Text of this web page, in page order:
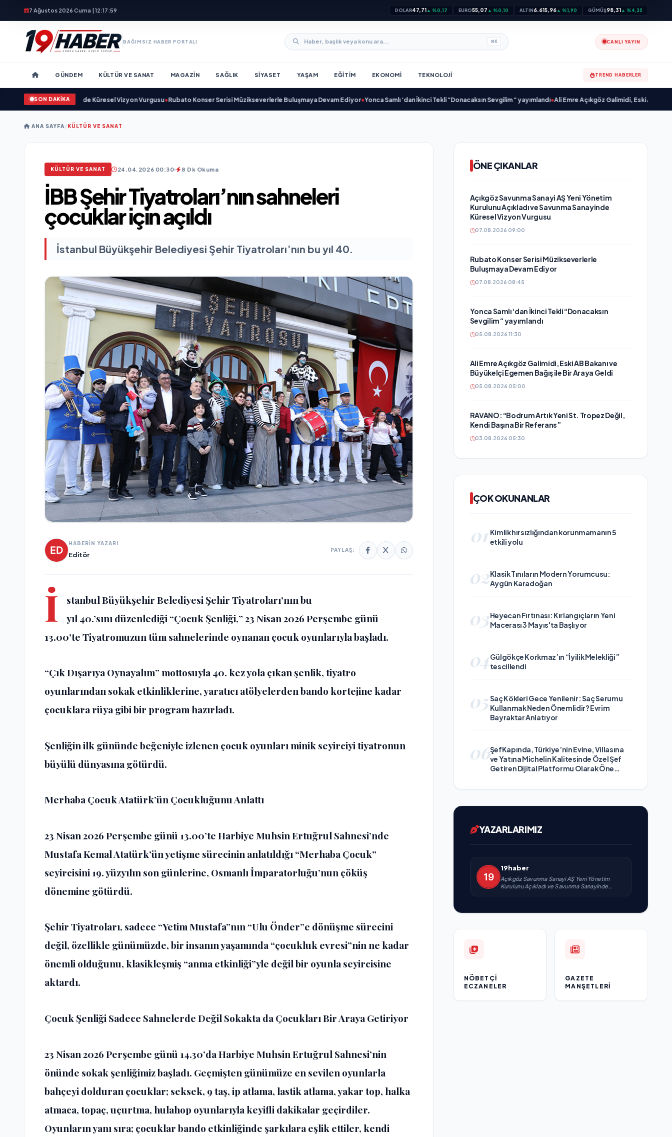
7 Ağustos 2026 Cuma | 12:18:01 DOLAR47,71▲ %0,17 EURO55,07 ▲ %0,10 ALTIN6.615,96▲ %1,90 GÜMÜŞ98,31▲ %4,35
BAĞIMSIZ HABER PORTALI ⌘K CANLI YAYIN
GÜNDEM KÜLTÜR VE SANAT MAGAZIN SAĞLIK SIYASET YAŞAM EĞITIM EKONOMI TEKNOLOJI TREND HABERLER
SON DAKİKA
Savunma Sanayinde Küresel Vizyon Vurgusu•Rubato Konser Serisi Müzikseverlerle Buluşmaya Devam Ediyor•Yonca Samlı ‘dan İkinci Tekli “Donacaksın Sevgilim “ yayımlandı•Ali Emre Açıkgöz Galimidi, Eski AB Bakanı ve
ANA SAYFA/KÜLTÜR VE SANAT
KÜLTÜR VE SANAT 24.04.2026 00:30 8 Dk Okuma
İBB Şehir Tiyatroları’nın sahneleri
çocuklar için açıldı
İstanbul Büyükşehir Belediyesi Şehir Tiyatroları’nın bu yıl 40.
HABERİN YAZARI
Editör
PAYLAŞ:
İ stanbul Büyükşehir Belediyesi Şehir Tiyatroları’nınbu
yıl 40.’sını düzenlediği “Çocuk Şenliği,”23 Nisan 2026 Perşembe günü
13.00’te Tiyatromuzun tüm sahnelerinde oynanan çocuk oyunlarıyla başladı.
“Çık Dışarıya Oynayalım” mottosuyla 40. kez yola çıkan şenlik, tiyatro
oyunlarından sokak etkinliklerine, yaratıcı atölyelerden bando kortejine kadar
çocuklara rüya gibi bir program hazırladı.
Şenliğin ilk gününde beğeniyle izlenen çocuk oyunları minik seyirciyi tiyatronun
büyülü dünyasına götürdü.
Merhaba Çocuk Atatürk’ün Çocukluğunu Anlattı
23 Nisan 2026 Perşembe günü 13.00’te Harbiye Muhsin Ertuğrul Sahnesi’nde
Mustafa Kemal Atatürk’ün yetişme sürecinin anlatıldığı “Merhaba Çocuk”
seyircisini 19. yüzyılın son günlerine, Osmanlı İmparatorluğu’nun çöküş
dönemine götürdü.
Şehir Tiyatroları, sadece “Yetim Mustafa”nın “Ulu Önder”e dönüşme sürecini
değil, özellikle günümüzde, bir insanın yaşamında “çocukluk evresi”nin ne kadar
önemli olduğunu, klasikleşmiş “anma etkinliği”yle değil bir oyunla seyircisine
aktardı.
Çocuk Şenliği Sadece Sahnelerde Değil Sokakta da Çocukları Bir Araya Getiriyor
23 Nisan 2026 Perşembe günü 14.30’da Harbiye Muhsin Ertuğrul Sahnesi’nin
önünde sokak şenliğimiz başladı. Geçmişten günümüze en sevilen oyunlarla
bahçeyi dolduran çocuklar; seksek, 9 taş, ip atlama, lastik atlama, yakar top, halka
atmaca, topaç, uçurtma, hulahop oyunlarıyla keyifli dakikalar geçirdiler.
Oyunların yanı sıra; çocuklar bando etkinliğinde şarkılara eşlik ettiler, kendi
ÖNE ÇIKANLAR
Açıkgöz Savunma Sanayi AŞ Yeni Yönetim
Kurulunu Açıkladı ve Savunma Sanayinde
Küresel Vizyon Vurgusu
07.08.2026 09:00
Rubato Konser Serisi Müzikseverlerle
Buluşmaya Devam Ediyor
07.08.2026 08:45
Yonca Samlı ‘dan İkinci Tekli “Donacaksın
Sevgilim “ yayımlandı
05.08.2026 11:30
Ali Emre Açıkgöz Galimidi, Eski AB Bakanı ve
Büyükelçi Egemen Bağış ile Bir Araya Geldi
05.08.2026 05:00
RAVANO: “Bodrum Artık Yeni St. Tropez Değil,
Kendi Başına Bir Referans”
03.08.2026 05:30
ÇOK OKUNANLAR
01 Kimlik hırsızlığından korunmamanın 5
etkili yolu
02Klasik Tınıların Modern Yorumcusu:
Aygün Karadoğan
03Heyecan Fırtınası: Kırlangıçların Yeni
Macerası 3 Mayıs'ta Başlıyor
04Gülgökçe Korkmaz’ın “İyilik Melekliği”
tescillendi
05Saç Kökleri Gece Yenilenir: Saç Serumu
Kullanmak Neden Önemlidir? Evrim
Bayraktar Anlatıyor
06ŞefKapında, Türkiye’nin Evine, Villasına
ve Yatına Michelin Kalitesinde Özel Şef
Getiren Dijital Platformu Olarak Öne
YAZARLARIMIZ
19haber
Açıkgöz Savunma Sanayi AŞ Yeni Yönetim
Kurulunu Açıkladı ve Savunma Sanayinde
NÖBETÇI
ECZANELER
GAZETE
MANŞETLERI